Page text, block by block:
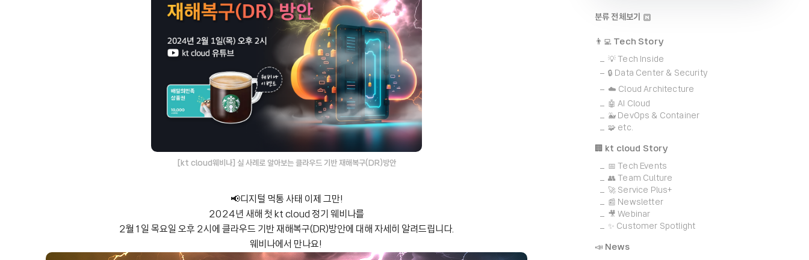
[kt cloud웨비나] 실 사례로 알아보는 클라우드 기반 재해복구(DR)방안
📢디지털 먹통 사태 이제 그만!
2024년 새해 첫 kt cloud 정기 웨비나를
2월1일 목요일 오후 2시에 클라우드 기반 재해복구(DR)방안에 대해 자세히 알려드립니다.
웨비나에서 만나요!
분류 전체보기
👨‍💻 Tech Story
💡 Tech Inside
🔒 Data Center & Security
☁️ Cloud Architecture
🤖 AI Cloud
🐳 DevOps & Container
🧩 etc.
🏢 kt cloud Story
📅 Tech Events
👥 Team Culture
🚀 Service Plus+
📰 Newsletter
🎥 Webinar
✨ Customer Spotlight
📣 News